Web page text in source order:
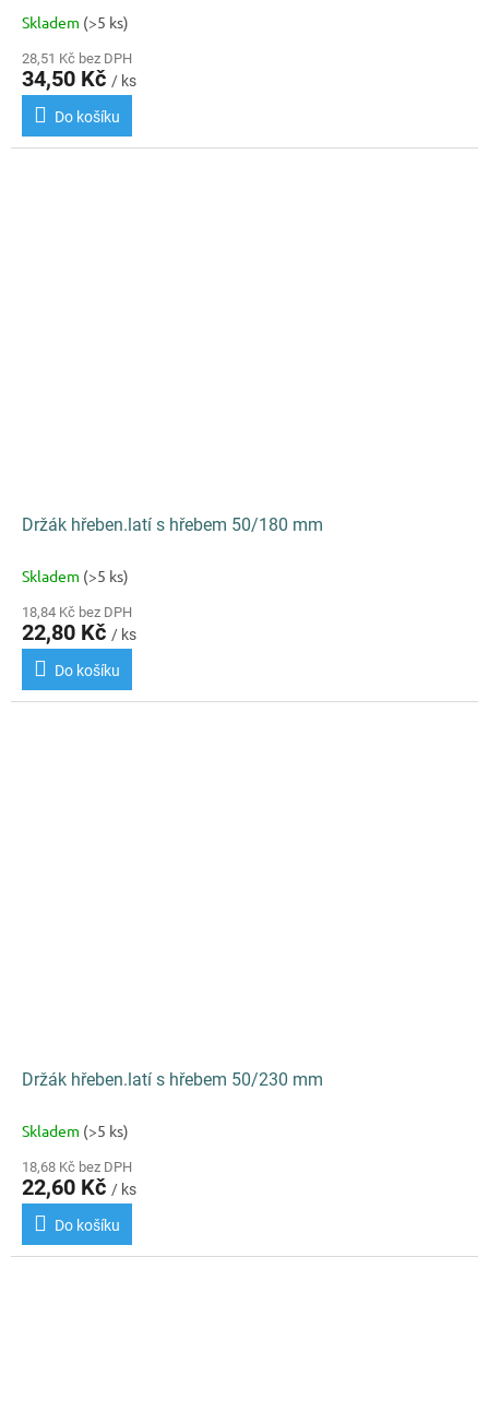
Skladem (>5 ks)
28,51 Kč bez DPH
34,50 Kč / ks
Do košíku
Držák hřeben.latí s hřebem 50/180 mm
Skladem (>5 ks)
18,84 Kč bez DPH
22,80 Kč / ks
Do košíku
Držák hřeben.latí s hřebem 50/230 mm
Skladem (>5 ks)
18,68 Kč bez DPH
22,60 Kč / ks
Do košíku